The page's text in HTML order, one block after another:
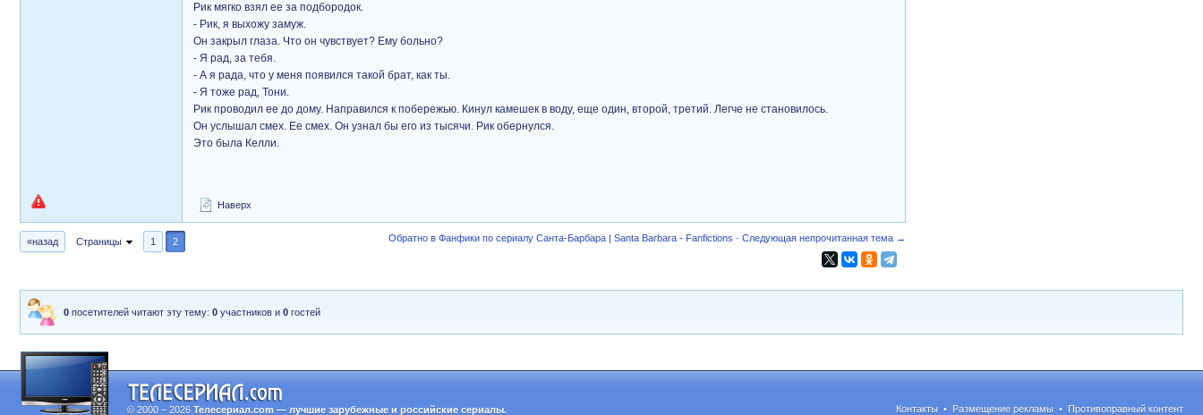
Рик мягко взял ее за подбородок.
- Рик, я выхожу замуж.
Он закрыл глаза. Что он чувствует? Ему больно?
- Я рад, за тебя.
- А я рада, что у меня появился такой брат, как ты.
- Я тоже рад, Тони.
Рик проводил ее до дому. Направился к побережью. Кинул камешек в воду, еще один, второй, третий. Легче не становилось.
Он услышал смех. Ее смех. Он узнал бы его из тысячи. Рик обернулся.
Это была Келли.
Наверх
«назад Страницы 1 2 Обратно в Фанфики по сериалу Санта-Барбара | Santa Barbara - Fanfictions · Следующая непрочитанная тема →
0 посетителей читают эту тему: 0 участников и 0 гостей
© 2000 – 2026 Телесериал.com — лучшие зарубежные и российские сериалы. Контакты • Размещение рекламы • Противоправный контент